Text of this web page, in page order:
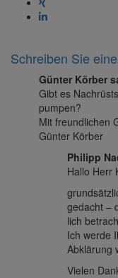
Schreiben Sie
Günter Körber
Gibt es
pumpen?
Mit freund­li­chen
Günter Körber
Philipp
Hallo Herr
gedacht –
lich
Ich werde
Abklä­rung
Vielen